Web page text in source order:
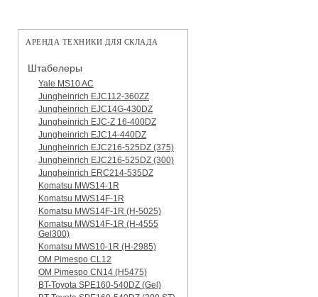
АРЕНДА ТЕХНИКИ ДЛЯ СКЛАДА
Штабелеры
Yale MS10 AC
Jungheinrich EJC112-360ZZ
Jungheinrich EJC14G-430DZ
Jungheinrich EJC-Z 16-400DZ
Jungheinrich EJC14-440DZ
Jungheinrich EJC216-525DZ (375)
Jungheinrich EJC216-525DZ (300)
Jungheinrich ERC214-535DZ
Komatsu MWS14-1R
Komatsu MWS14F-1R
Komatsu MWS14F-1R (H-5025)
Komatsu MWS14F-1R (H-4555
Gel300)
Komatsu MWS10-1R (Н-2985)
OM Pimespo CL12
OM Pimespo CN14 (Н5475)
BT-Toyota SPE160-540DZ (Gel)